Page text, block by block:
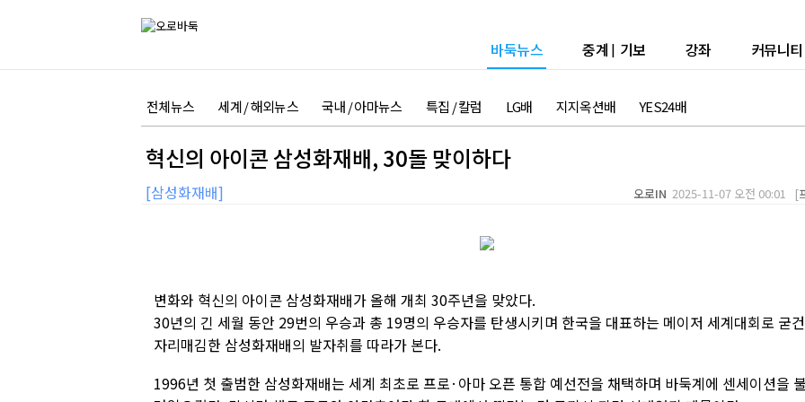
바둑뉴스 중계 | 기보 강좌 커뮤니티
전체뉴스 세계 / 해외뉴스 국내 / 아마뉴스 특집 / 칼럼 LG배 지지옥션배 YES24배
혁신의 아이콘 삼성화재배, 30돌 맞이하다
[삼성화재배] 오로IN 2025-11-07 오전 00:01 [
변화와 혁신의 아이콘 삼성화재배가 올해 개최 30주년을 맞았다.
30년의 긴 세월 동안 29번의 우승과 총 19명의 우승자를 탄생시키며 한국을 대표하는 메이저 세계대회로 굳
자리매김한 삼성화재배의 발자취를 따라가 본다.
1996년 첫 출범한 삼성화재배는 세계 최초로 프로·아마 오픈 통합 예선전을 채택하며 바둑계에 센세이션을